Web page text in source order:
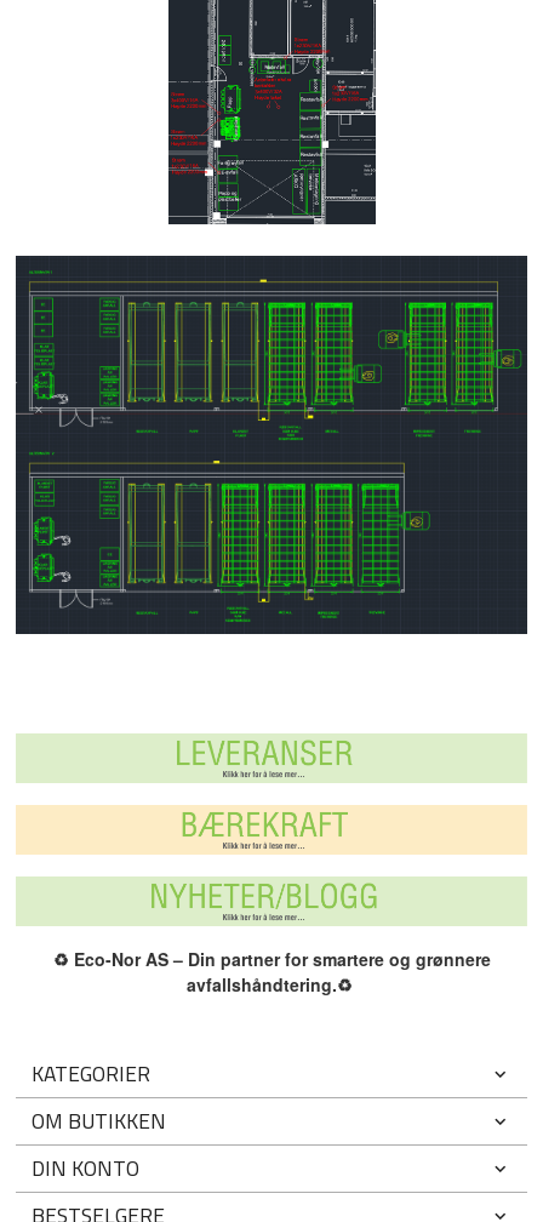
♻️ Eco-Nor AS – Din partner for smartere og grønnere
avfallshåndtering.♻️
KATEGORIER
OM BUTIKKEN
DIN KONTO